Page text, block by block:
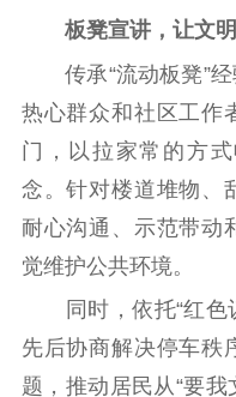
板凳宣讲，让文明
传承“流动板凳”经
热心群众和社区工作
门，以拉家常的方
念。针对楼道堆物、
耐心沟通、示范带动
觉维护公共环境。
同时，依托“红色议
先后协商解决停车秩
题，推动居民从“要我